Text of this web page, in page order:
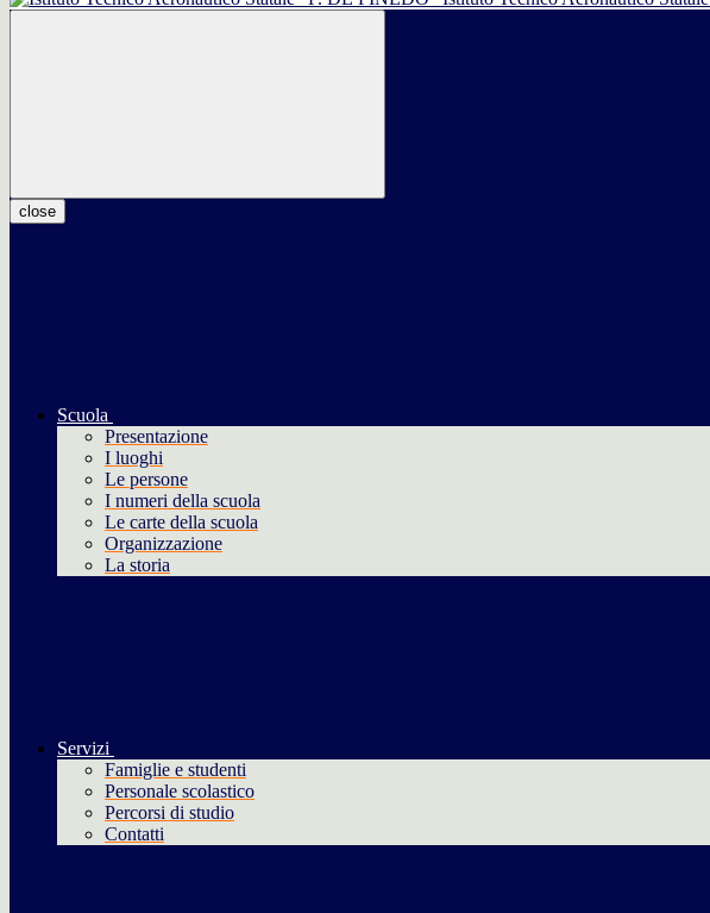
close
Scuola
Presentazione
I luoghi
Le persone
I numeri della scuola
Le carte della scuola
Organizzazione
La storia
Servizi
Famiglie e studenti
Personale scolastico
Percorsi di studio
Contatti